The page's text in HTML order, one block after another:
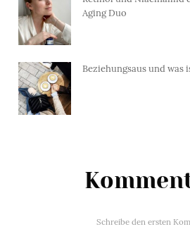
Aging Duo
Beziehungsaus und was
Schreibe den ersten